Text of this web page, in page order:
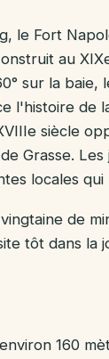
le Fort
au
sur la baie,
l'histoire de
siècle
Grasse.
locales
de
tôt dans la
160